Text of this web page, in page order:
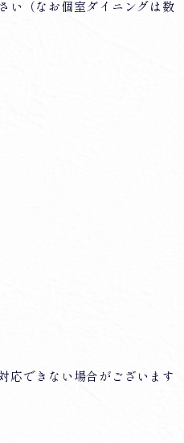
い（なお個室ダイニングは数
応できない場合がございます